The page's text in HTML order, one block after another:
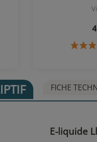
FICHE
E-liquide